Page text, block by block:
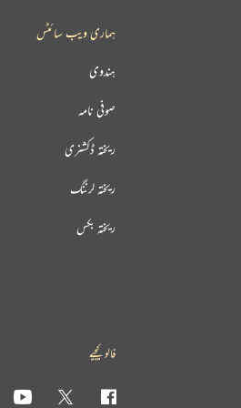
ہماری ویب سائٹس
ہندوی
صوفی نامہ
ریختہ ڈکشنری
ریختہ لرننگ
ریختہ بکس
فالو کیجیے